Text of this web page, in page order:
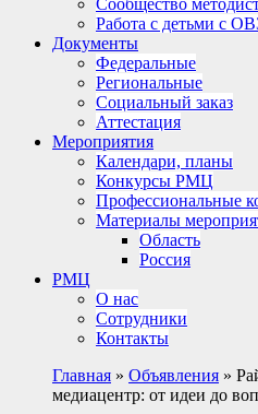
Сообщество
Работа с детьми с
Документы
Федеральные
Региональные
Социальный заказ
Аттестация
Мероприятия
Календари, планы
Конкурсы РМЦ
Профессиональные
Материалы
Область
Россия
РМЦ
О нас
Сотрудники
Контакты
Главная » Объявления »
медиацентр: от идеи до